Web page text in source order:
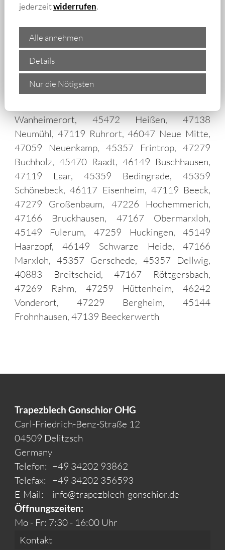
47229 Rheinhausen-Mitte, 47249 Wanheim-
Obermeiderich, 47057 Dellviertel, 47137
Mittelmeiderich, 47228 Winkelhausen, 47057
Neudorf-Nord, 47198 Alt-Homberg, 47239
Rumeln-Kaldenhausen, 47166 Alt-Hamborn,
47279 Wedau, 47051 Kaßlerfeld, 45470
Wanheimerort, 45472 Heißen, 47138
Neumühl, 47119 Ruhrort, 46047 Neue Mitte,
47059 Neuenkamp, 45357 Frintrop, 47279
Buchholz, 45470 Raadt, 46149 Buschhausen,
47119 Laar, 45359 Bedingrade, 45359
Schönebeck, 46117 Eisenheim, 47119 Beeck,
47279 Großenbaum, 47226 Hochemmerich,
47166 Bruckhausen, 47167 Obermarxloh,
45149 Fulerum, 47259 Huckingen, 45149
Haarzopf, 46149 Schwarze Heide, 47166
Marxloh, 45357 Gerschede, 45357 Dellwig,
40883 Breitscheid, 47167 Röttgersbach,
47269 Rahm, 47259 Hüttenheim, 46242
Vonderort, 47229 Bergheim, 45144
Frohnhausen, 47139 Beeckerwerth
Trapezblech Gonschior OHG
Carl-Friedrich-Benz-Straße 12
04509 Delitzsch
Germany
Telefon: +49 34202 93862
Telefax:
+49 34202 356593
E-Mail:
info@trapezblech-gonschior.de
Öffnungszeiten:
Mo - Fr: 7:30 - 16:00 Uhr
Kontakt
jederzeitwiderrufen.
Alle annehmen
Details
Nur die Nötigsten